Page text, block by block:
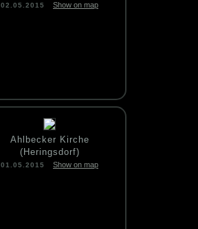
02.05.2015 Show on map
Ahlbecker Kirche
(Heringsdorf)
01.05.2015 Show on map